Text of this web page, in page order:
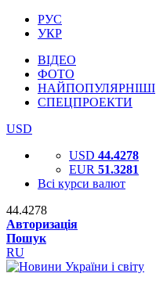
РУС
УКР
ВІДЕО
ФОТО
НАЙПОПУЛЯРНІШІ
СПЕЦПРОЕКТИ
USD
USD 44.4278
EUR 51.3281
Всі курси валют
44.4278
Авторизація
Пошук
RU